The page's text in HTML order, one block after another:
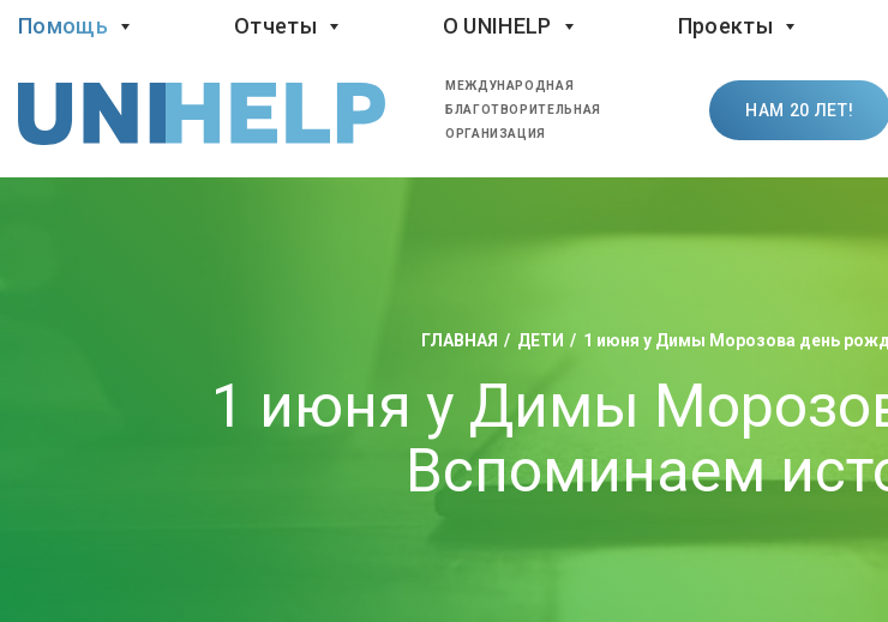
Помощь Отчеты O UNIHELP Проекты
МЕЖДУНАРОДНАЯ
БЛАГОТВОРИТЕЛЬНАЯ
ОРГАНИЗАЦИЯ
НАМ 20 ЛЕТ!
ГЛАВНАЯ ДЕТИ 1 июня у Димы Морозова день
1 июня у Димы
Вспоминаем